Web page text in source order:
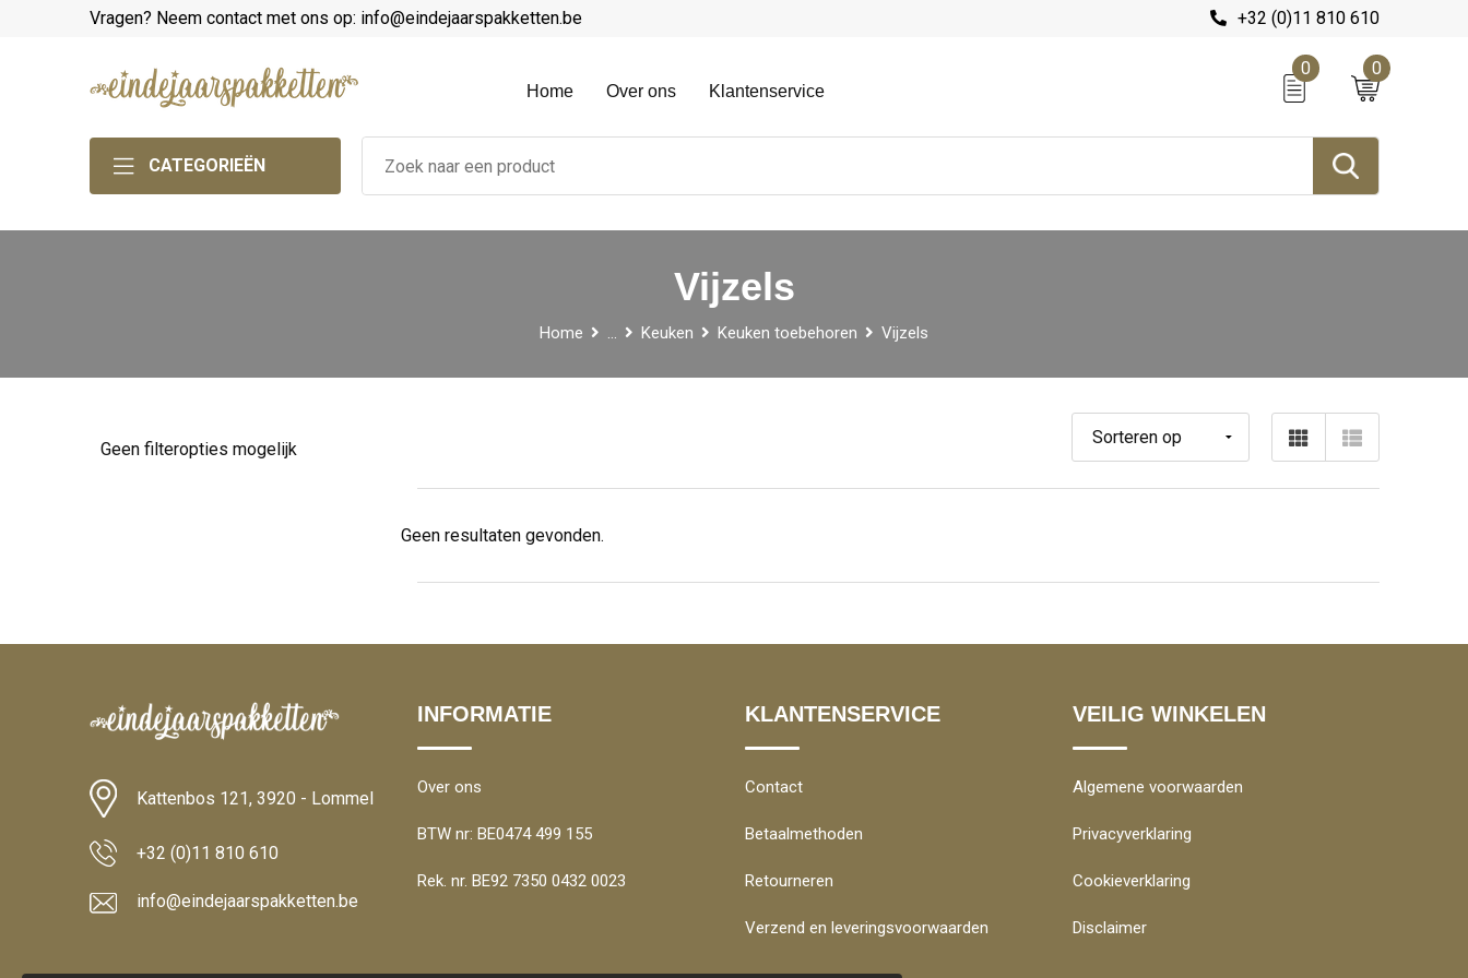
Vragen? Neem contact met ons op: info@eindejaarspakketten.be +32 (0)11 810 610
Home Over ons Klantenservice
0 0
CATEGORIEËN
Vijzels
Home ... Keuken Keuken toebehoren Vijzels
Geen filteropties mogelijk
Geen resultaten gevonden.
Kattenbos 121, 3920 - Lommel
+32 (0)11 810 610
info@eindejaarspakketten.be
INFORMATIE
Over ons
BTW nr: BE0474 499 155
Rek. nr. BE92 7350 0432 0023
KLANTENSERVICE
Contact
Betaalmethoden
Retourneren
Verzend en leveringsvoorwaarden
VEILIG WINKELEN
Algemene voorwaarden
Privacyverklaring
Cookieverklaring
Disclaimer